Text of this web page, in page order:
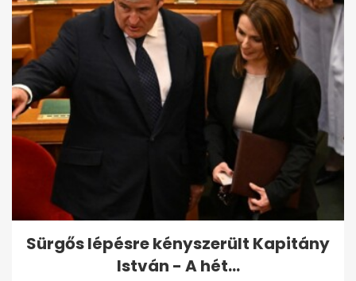
Sürgős lépésre kényszerült Kapitány
István - A hét...